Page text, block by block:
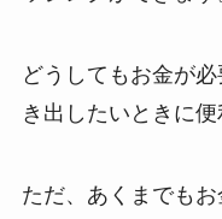
どうしてもお金が
き出したいときに便
ただ、あくまでもお